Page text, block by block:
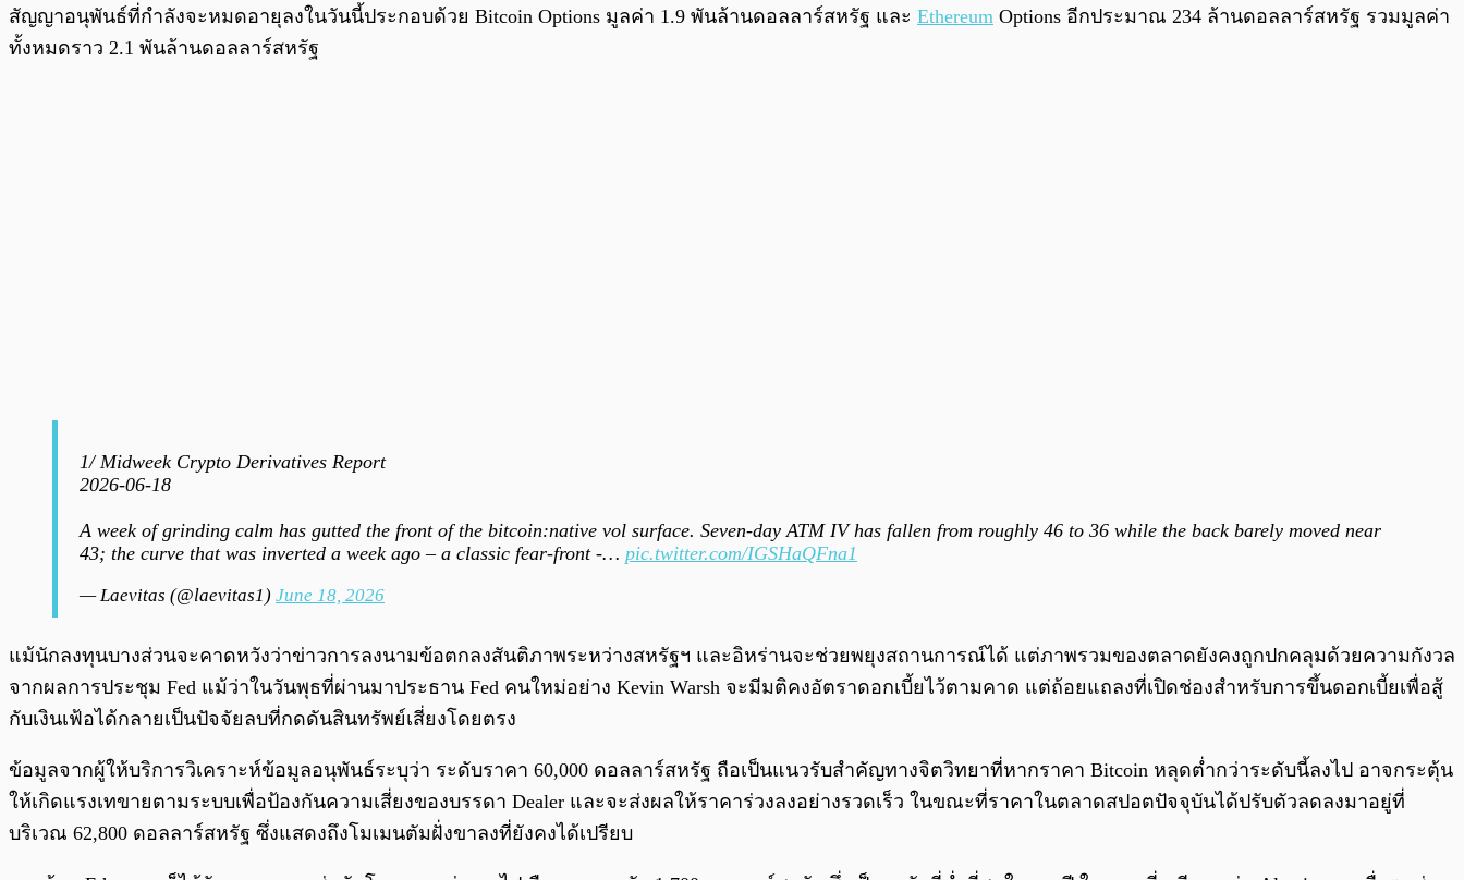
สัญญาอนุพันธ์ที่กำลังจะหมดอายุลงในวันนี้ประกอบด้วย Bitcoin Options มูลค่า 1.9 พันล้านดอลลาร์สหรัฐ และ Ethereum Options อีกประมาณ 234 ล้านดอลลาร์สหรัฐ รวมมูลค่า
ทั้งหมดราว 2.1 พันล้านดอลลาร์สหรัฐ
1/ Midweek Crypto Derivatives Report
2026-06-18
A week of grinding calm has gutted the front of the bitcoin:native vol surface. Seven-day ATM IV has fallen from roughly 46 to 36 while the back barely moved near
43; the curve that was inverted a week ago – a classic fear-front -… pic.twitter.com/IGSHaQFna1
— Laevitas (@laevitas1) June 18, 2026
แม้นักลงทุนบางส่วนจะคาดหวังว่าข่าวการลงนามข้อตกลงสันติภาพระหว่างสหรัฐฯ และอิหร่านจะช่วยพยุงสถานการณ์ได้ แต่ภาพรวมของตลาดยังคงถูกปกคลุมด้วยความกังวล
จากผลการประชุม Fed แม้ว่าในวันพุธที่ผ่านมาประธาน Fed คนใหม่อย่าง Kevin Warsh จะมีมติคงอัตราดอกเบี้ยไว้ตามคาด แต่ถ้อยแถลงที่เปิดช่องสำหรับการขึ้นดอกเบี้ยเพื่อสู้
กับเงินเฟ้อได้กลายเป็นปัจจัยลบที่กดดันสินทรัพย์เสี่ยงโดยตรง
ข้อมูลจากผู้ให้บริการวิเคราะห์ข้อมูลอนุพันธ์ระบุว่า ระดับราคา 60,000 ดอลลาร์สหรัฐ ถือเป็นแนวรับสำคัญทางจิตวิทยาที่หากราคา Bitcoin หลุดต่ำกว่าระดับนี้ลงไป อาจกระตุ้น
ให้เกิดแรงเทขายตามระบบเพื่อป้องกันความเสี่ยงของบรรดา Dealer และจะส่งผลให้ราคาร่วงลงอย่างรวดเร็ว ในขณะที่ราคาในตลาดสปอตปัจจุบันได้ปรับตัวลดลงมาอยู่ที่
บริเวณ 62,800 ดอลลาร์สหรัฐ ซึ่งแสดงถึงโมเมนตัมฝั่งขาลงที่ยังคงได้เปรียบ